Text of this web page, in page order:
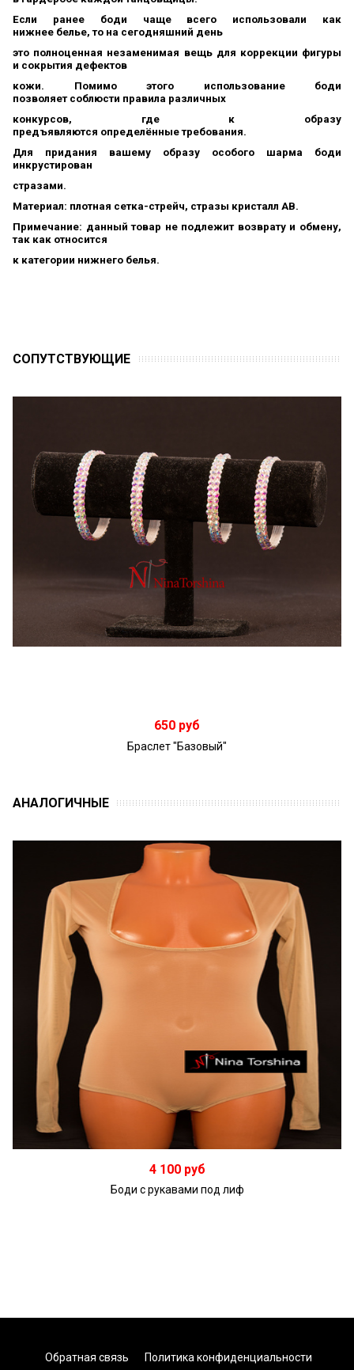
Если ранее боди чаще всего использовали как
нижнее белье, то на сегодняшний день
это полноценная незаменимая вещь для коррекции фигуры
и сокрытия дефектов
кожи. Помимо этого использование боди
позволяет соблюсти правила различных
конкурсов, где к образу
предъявляются определённыетребования.
Для придания вашему образу особого шарма боди
инкрустирован
стразами.
Материал: плотная сетка-стрейч, стразы кристалл AB.
Примечание: данный товар не подлежит возврату и обмену,
так как относится
к категории нижнего белья.
CОПУТСТВУЮЩИЕ
В корзину
650 руб
Браслет "Базовый"
АНАЛОГИЧНЫЕ
Подробнее
4 100 руб
Боди с рукавами под лиф
Обратная связь Политика конфиденциальности